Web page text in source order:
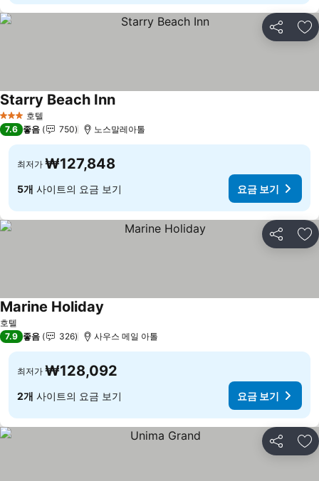
공유 즐
3 성급 호텔
Starry Beach Inn요금 보기
7.6 좋음 750 노스말레아톨
최저가 ₩127,848
5개 사이트의 요금 보기 요금 보기
공유 즐
호텔
Marine Holiday
7.9 좋음 326 사우스 메일 아톨
최저가 ₩128,092
2개 사이트의 요금 보기 요금 보기
공유 즐